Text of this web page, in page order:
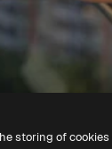
storing of